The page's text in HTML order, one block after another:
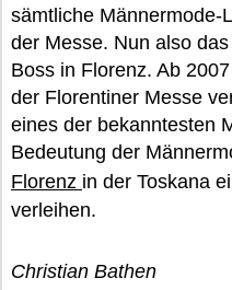
sämtliche Männermode-
der Messe. Nun also
Boss in Florenz. Ab
der Florentiner Messe
eines der bekanntesten
Bedeutung der
Florenz in der Toskana
verleihen.
Christian Bathen